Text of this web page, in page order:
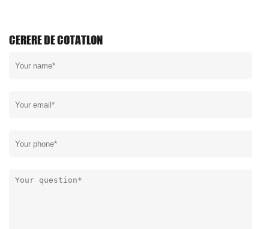
CERERE DE COTATLON